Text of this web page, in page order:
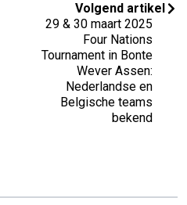
Volgend artikel
29 & 30 maart 2025
Four Nations
Tournament in Bonte
Wever Assen:
Nederlandse en
Belgische teams
bekend